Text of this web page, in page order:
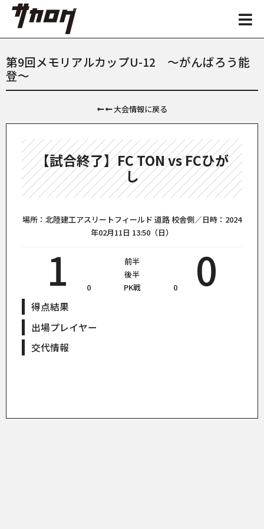
第9回メモリアルカップU-12 〜がんばろう能
登〜
大会情報に戻る
【試合終了】FC TON vs FCひが
し
場所：北陸建工アスリートフィールド 道路 校舎側／日時：2024
年02月11日 13:50（日）
1
前半
後半
0
PK戦 0 0
得点結果
出場プレイヤー
交代情報